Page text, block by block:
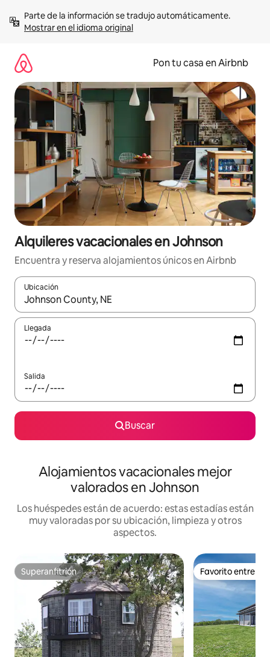
contenidoMostrar en el idioma original
Pon tu casa en Airbnb
Alquileres vacacionales en Johnson
Encuentra y reserva alojamientos únicos en Airbnb
Ubicación
Cuando los resultados estén disponibles, navega con las
Llegada
Salida
Buscar
Alojamientos vacacionales mejor
valorados en Johnson
Los huéspedes están de acuerdo: estas estadías están
muy valoradas por su ubicación, limpieza y otros
aspectos.
Superanfitrión
Superanfitrión Favorito entre
Favorito entre